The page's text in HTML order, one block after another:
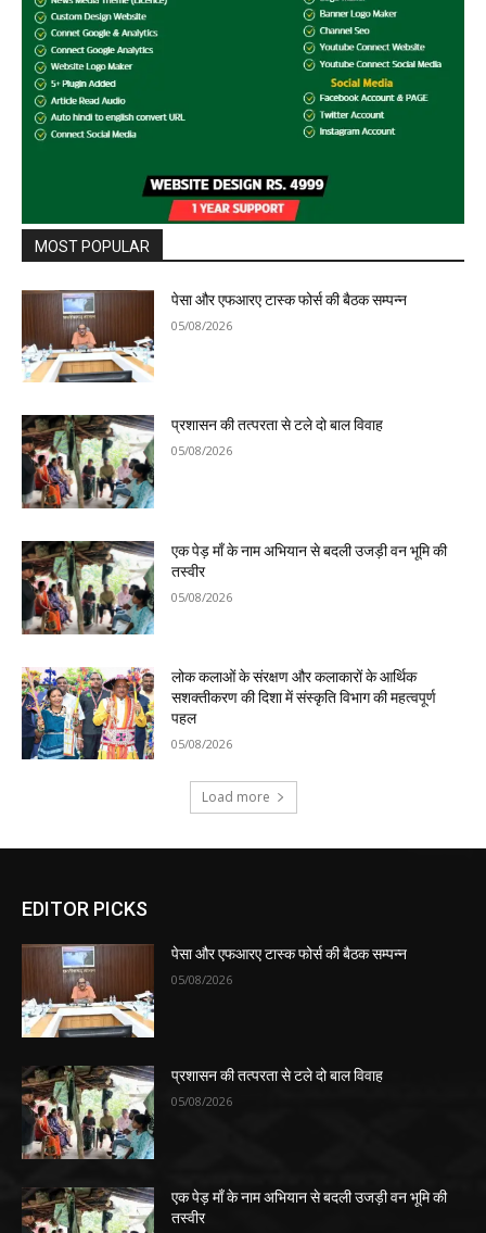
MOST POPULAR
पेसा और एफआरए टास्क फोर्स की बैठक सम्पन्न
05/08/2026
प्रशासन की तत्परता से टले दो बाल विवाह
05/08/2026
एक पेड़ माँ के नाम अभियान से बदली उजड़ी वन भूमि की
तस्वीर
05/08/2026
लोक कलाओं के संरक्षण और कलाकारों के आर्थिक
सशक्तीकरण की दिशा में संस्कृति विभाग की महत्वपूर्ण
पहल
05/08/2026
Load more
EDITOR PICKS
पेसा और एफआरए टास्क फोर्स की बैठक सम्पन्न
05/08/2026
प्रशासन की तत्परता से टले दो बाल विवाह
05/08/2026
एक पेड़ माँ के नाम अभियान से बदली उजड़ी वन भूमि की
तस्वीर